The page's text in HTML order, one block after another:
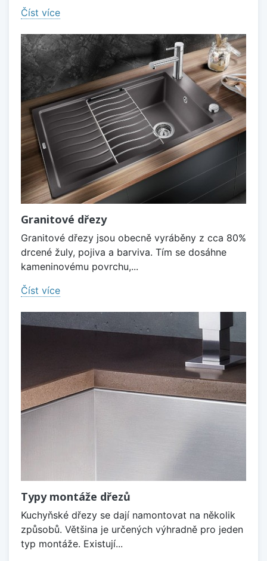
Číst více
Granitové dřezy
Granitové dřezy jsou obecně vyráběny z cca 80%
drcené žuly, pojiva a barviva. Tím se dosáhne
kameninovému povrchu,...
Číst více
Typy montáže dřezů
Kuchyňské dřezy se dají namontovat na několik
způsobů. Většina je určených výhradně pro jeden
typ montáže. Existují...